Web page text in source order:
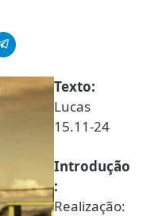
Texto:
Lucas
15.11-24
Introdução
:
Realização: